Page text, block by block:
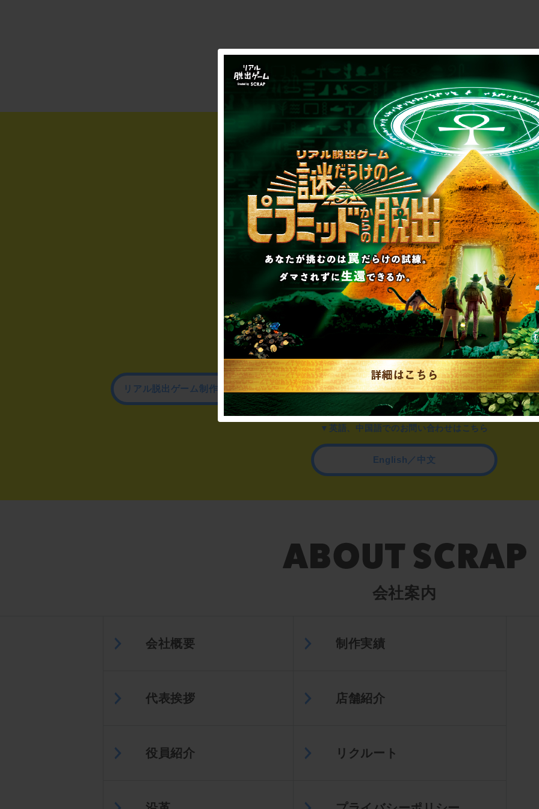
制作のご相談、コラボレーションなど、
お気軽にお問い合わせください。
▼一般のお客様はこちら
公演内容、チケットのお問い合わせ
▼企業／法人の方はこちら
リアル脱出ゲーム制作のお問い合わせ 取材に関するお問い合わせ
▼英語、中国語でのお問い合わせはこちら
English／中文
会社案内
会社概要 制作実績
代表挨拶 店舗紹介
役員紹介 リクルート